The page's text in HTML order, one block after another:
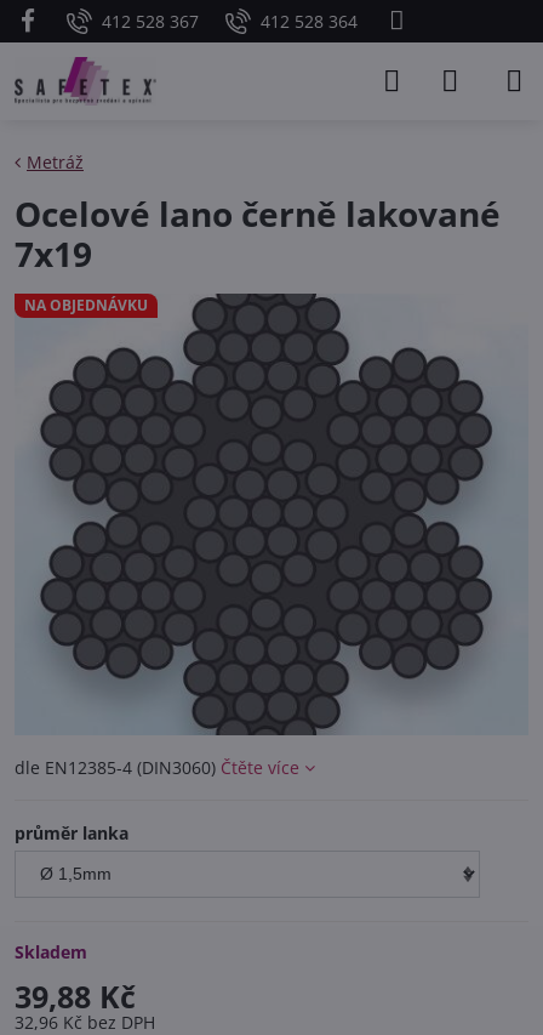
412 528 367 412 528 364
NA OBJEDNÁVKU
Metráž
Ocelové lano černě lakované
7x19
dle EN12385-4 (DIN3060) Čtěte více
průměr lanka
Skladem
39,88 Kč
32,96 Kč bez DPH